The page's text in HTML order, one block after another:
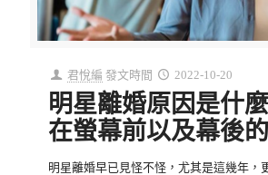
君悅編 發文時間 2022-10-20
明星離婚原因是什
在螢幕前以及幕後
明星離婚早已見怪不怪，尤其是這幾年，